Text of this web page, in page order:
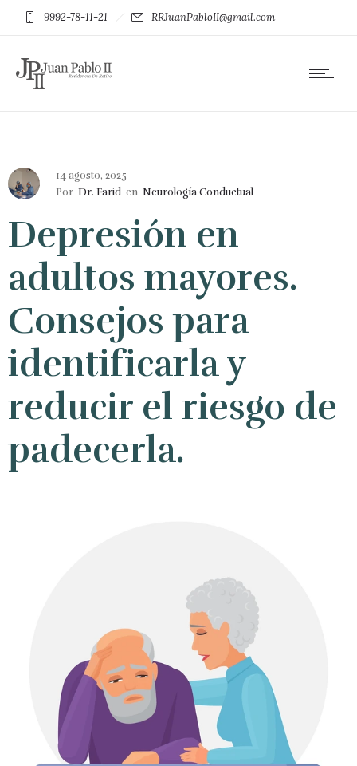
9992-78-11-21 RRJuanPabloII@gmail.com
14 agosto, 2025
Por Dr. Farid en Neurología Conductual
Depresión en
adultos mayores.
Consejos para
identificarla y
reducir el riesgo de
padecerla.